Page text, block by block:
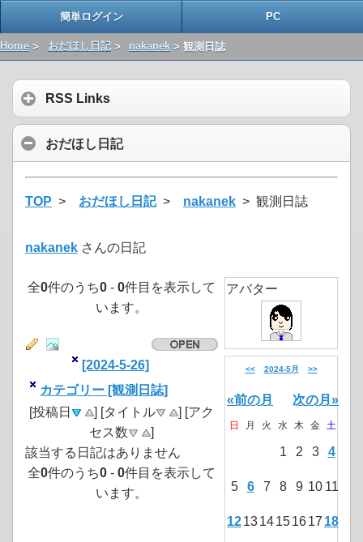
簡単ログイン PC
Home > おだほし日記> nakanek > 観測日誌
RSS Links
おだほし日記
TOP > おだほし日記> nakanek > 観測日誌
nakanek さんの日記
全0件のうち0 - 0件目を表示して
います。
[2024-5-26]
カテゴリー [観測日誌]
[投稿日
] [タイトル
] [アク
セス数
]
該当する日記はありません
全0件のうち0 - 0件目を表示して
います。
アバター
<< 2024-5月 >>
«前の月 次の月»
日 月 火 水 木 金 土
1 2 3 4
5 6 7 8 9 10 11
121314151617 18